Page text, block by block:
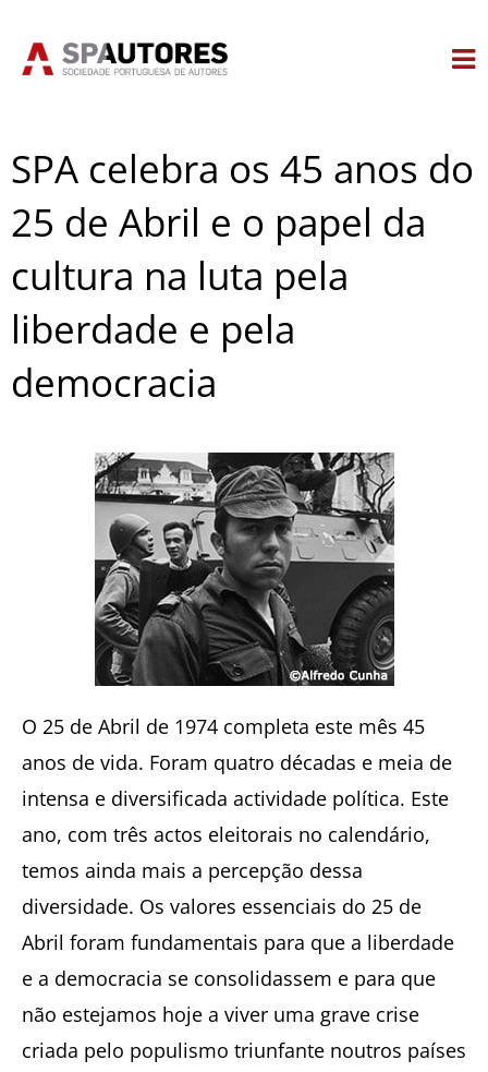
SPA celebra os 45 anos do
25 de Abril e o papel da
cultura na luta pela
liberdade e pela
democracia
O 25 de Abril de 1974 completa este mês 45
anos de vida. Foram quatro décadas e meia de
intensa e diversificada actividade política. Este
ano, com três actos eleitorais no calendário,
temos ainda mais a percepção dessa
diversidade. Os valores essenciais do 25 de
Abril foram fundamentais para que a liberdade
e a democracia se consolidassem e para que
não estejamos hoje a viver uma grave crise
criada pelo populismo triunfante noutros países